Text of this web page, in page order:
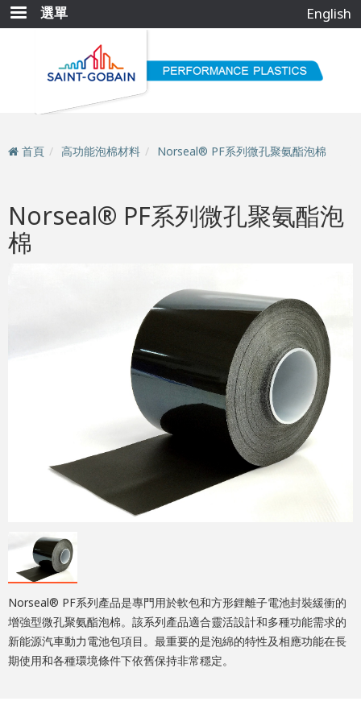
移
至
選單 English
首頁 高功能泡棉材料 Norseal® PF系列微孔聚氨酯泡棉
Norseal® PF系列微孔聚氨酯泡
棉
Norseal® PF系列產品是專門用於軟包和方形鋰離子電池封裝緩衝的
增強型微孔聚氨酯泡棉。該系列產品適合靈活設計和多種功能需求的
新能源汽車動力電池包項目。最重要的是泡綿的特性及相應功能在長
期使用和各種環境條件下依舊保持非常穩定。